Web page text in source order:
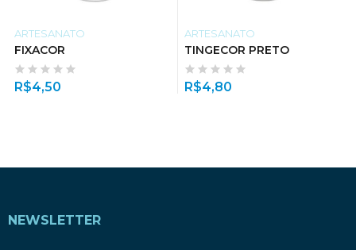
ARTESANATO
FIXACOR
R$4,50
ARTESANATO
TINGECOR PRETO
R$4,80
NEWSLETTER